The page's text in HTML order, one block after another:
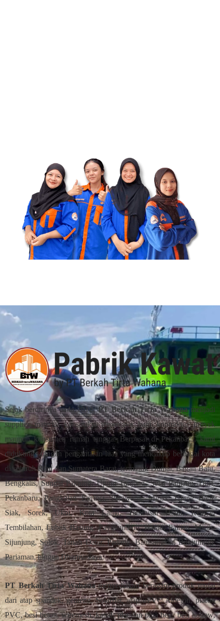
Sedang mencari pipa besi berkualitas dengan harga
kompetitif untuk proyek konstruksi atau industri Anda?
Kami Bintang Anuggrah siap menjadi partner andal
Anda.
Dapatkan Penawaran Sekarang
Sejak berdirinya pada 2012,PT Berkah Tirta Wahanamenjadi
supplier material konstruksi terpercaya bagi kontraktor proyek
maupun konsumen rumah tangga. Berpusat di Pekanbaru, kami
didukung jaringan pengantaran luas yang mencakup berbagai kota
di seluruh Riau dan Sumatera Barat, termasuk Dumai, Bagan Batu,
Bengkalis, Sungai Pakning, Ujung Tanjung, Selat Panjang, Duri,
Pekanbaru, Pangkalan Kerinci, Perawang, Minas, Ujung Batu,
Siak, Sorek, Ukui, Kota Lama, Tambusai Utara, Rengat,
Tembilahan, Lubuk Basung, Payakumbuh, Harau, Painan, Muaro
Sijunjung, Solok, Tanah Datar, Padang, Batusangkar, Bukittinggi,
Pariaman, hingga Dharmasraya.
PT Berkah Tirta Wahanamenyediakan beragam produk mulai
dari atap spandek, genteng, Solarflat, atap uPVC Alderon, plafon
PVC, besi beton, wiremesh, kanal, plat dan pipa besi, besi hollow,